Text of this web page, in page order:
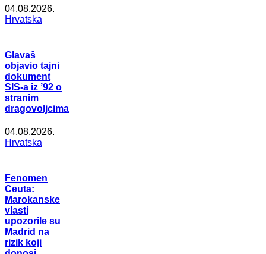
04.08.2026.
Hrvatska
Glavaš
objavio tajni
dokument
SIS-a iz ’92 o
stranim
dragovoljcima
04.08.2026.
Hrvatska
Fenomen
Ceuta:
Marokanske
vlasti
upozorile su
Madrid na
rizik koji